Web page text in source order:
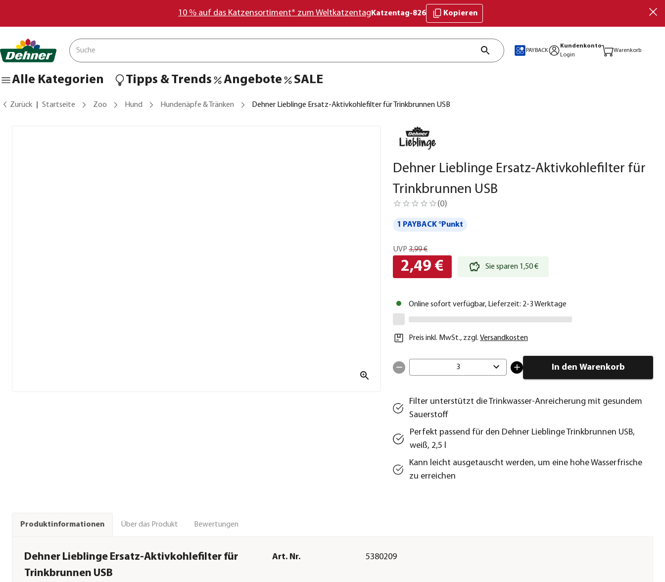
10 % auf das Katzensortiment* zum Weltkatzentag Katzentag-826 Kopieren
PAYBACK
Kundenkonto
Login
Warenkorb
Alle Kategorien Tipps & Trends Angebote SALE
Zurück Startseite Zoo Hund Hundenäpfe & Tränken Dehner Lieblinge Ersatz-Aktivkohlefilter für Trinkbrunnen USB
Dehner Lieblinge Ersatz-Aktivkohlefilter für
Trinkbrunnen USB
(0)
1 PAYBACK °Punkt
UVP 3,99 €
2,49 € Sie sparen 1,50 €
Online sofort verfügbar, Lieferzeit: 2-3 Werktage
Preis inkl. MwSt., zzgl. Versandkosten
3 In den Warenkorb
Filter unterstützt die Trinkwasser-Anreicherung mit gesundem
Sauerstoff
Perfekt passend für den Dehner Lieblinge Trinkbrunnen USB,
weiß, 2,5 l
Kann leicht ausgetauscht werden, um eine hohe Wasserfrische
zu erreichen
Produktinformationen Über das Produkt Bewertungen
Dehner Lieblinge Ersatz-Aktivkohlefilter für
Trinkbrunnen USB
Art. Nr. 5380209